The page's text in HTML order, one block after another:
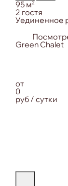
Площадь:
95 м2
Вместимость:
2 гостя
Уединенное
от
0
руб / сутки